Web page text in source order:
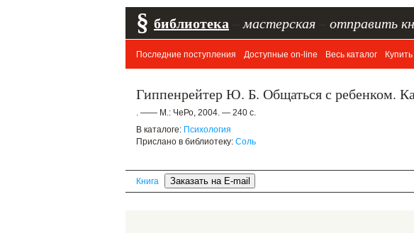
§ библиотека мастерская отправить
Последние поступления Доступные on-line Весь каталог
Гиппенрейтер Ю. Б. Общаться с ребенком.
. —— М.: ЧеРо, 2004. — 240 с.
В каталоге: Психология
Прислано в библиотеку: Соль
Книга